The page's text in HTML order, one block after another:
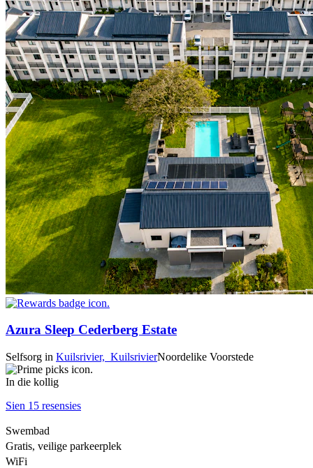
Azura Sleep Cederberg Estate
Selfsorg in Kuilsrivier, KuilsrivierNoordelike Voorstede
In die kollig
Sien 15 resensies
Swembad
Gratis, veilige parkeerplek
WiFi